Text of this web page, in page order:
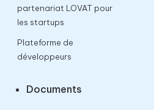
partenariat LOVAT pour
les startups
Plateforme de
développeurs
Documents